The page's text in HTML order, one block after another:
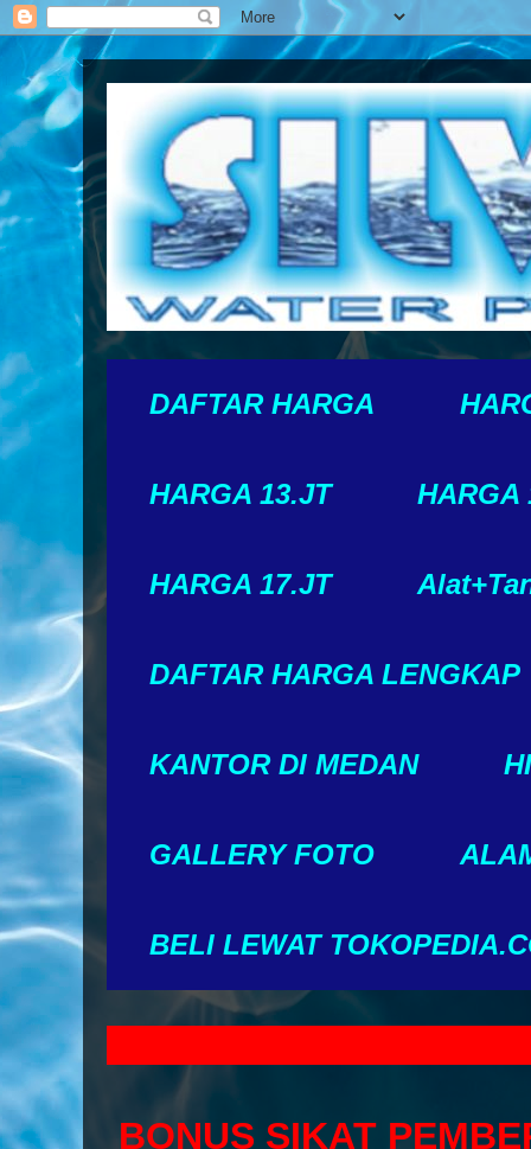
DAFTAR HARGA
HARGA 13.JT HARGA
HARGA 17.JT
DAFTAR HARGA LENGKAP
KANTOR DI MEDAN
GALLERY FOTO
BELI LEWAT
BONUS SIKAT